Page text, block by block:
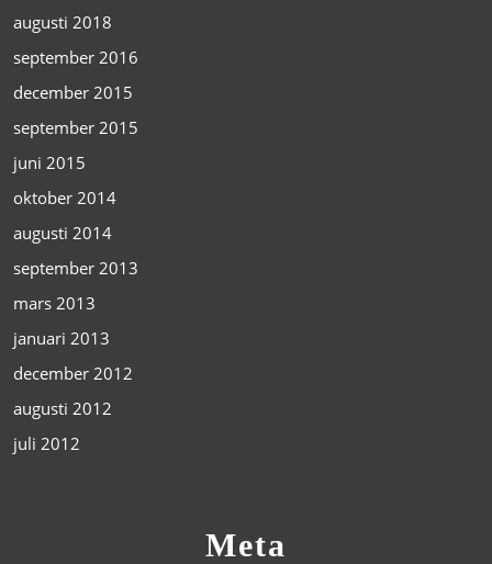
augusti 2018
september 2016
december 2015
september 2015
juni 2015
oktober 2014
augusti 2014
september 2013
mars 2013
januari 2013
december 2012
augusti 2012
juli 2012
Meta